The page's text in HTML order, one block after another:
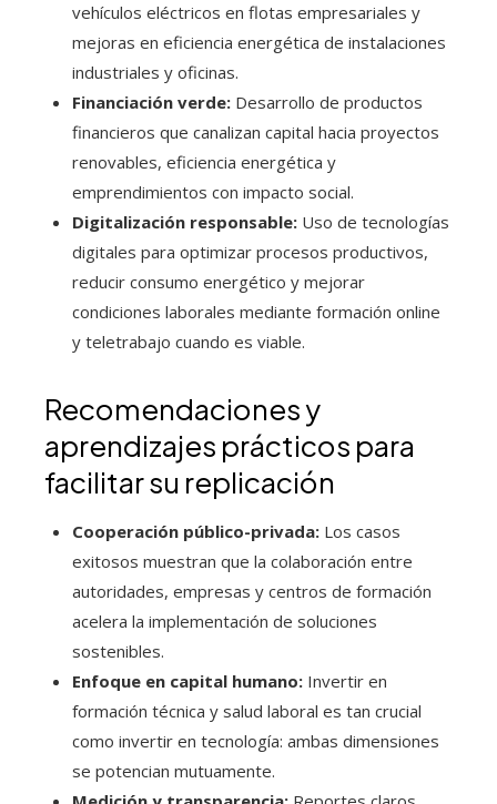
vehículos eléctricos en flotas empresariales y
mejoras en eficiencia energética de instalaciones
industriales y oficinas.
Financiación verde: Desarrollo de productos
financieros que canalizan capital hacia proyectos
renovables, eficiencia energética y
emprendimientos con impacto social.
Digitalización responsable: Uso de tecnologías
digitales para optimizar procesos productivos,
reducir consumo energético y mejorar
condiciones laborales mediante formación online
y teletrabajo cuando es viable.
Recomendaciones y
aprendizajes prácticos para
facilitar su replicación
Cooperación público-privada: Los casos
exitosos muestran que la colaboración entre
autoridades, empresas y centros de formación
acelera la implementación de soluciones
sostenibles.
Enfoque en capital humano: Invertir en
formación técnica y salud laboral es tan crucial
como invertir en tecnología: ambas dimensiones
se potencian mutuamente.